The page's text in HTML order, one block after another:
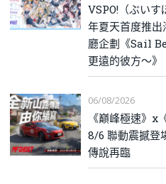
VSPO!（ぶい
年夏天首度推
廳企劃《Sail
更遠的彼方～》
06/08/2026
《巔峰極速》x
8/6 聯動震撼登
傳說再臨